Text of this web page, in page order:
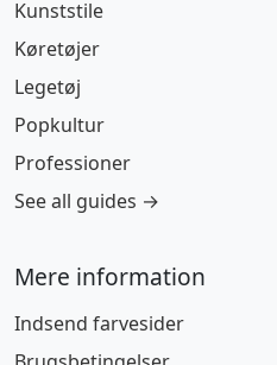
Kunststile
Køretøjer
Legetøj
Popkultur
Professioner
See all guides →
Mere information
Indsend farvesider